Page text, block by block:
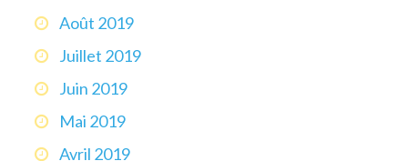
Août 2019
Juillet 2019
Juin 2019
Mai 2019
Avril 2019